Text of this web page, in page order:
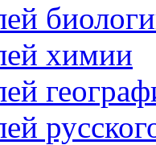
химии